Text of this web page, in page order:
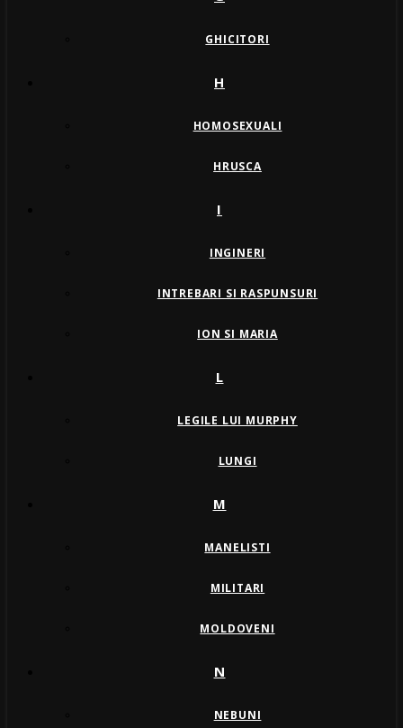
GHICITORI
H
HOMOSEXUALI
HRUSCA
I
INGINERI
INTREBARI SI RASPUNSURI
ION SI MARIA
L
LEGILE LUI MURPHY
LUNGI
M
MANELISTI
MILITARI
MOLDOVENI
N
NEBUNI